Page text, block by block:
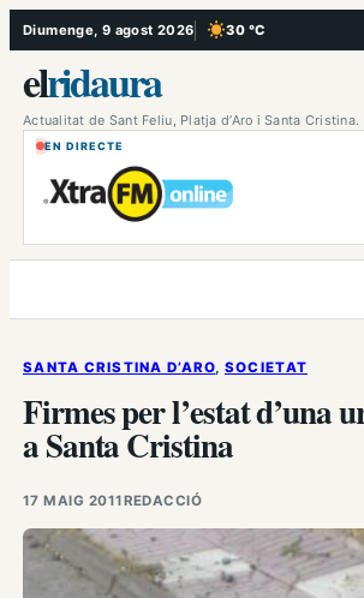
Vés
al
contingut
Diumenge, 9 agost 2026 30 °C
, Cel serè
elridaura
Actualitat de Sant Feliu, Platja d’Aro i Santa Cristina.
EN DIRECTE
SANTA CRISTINA D’ARO, SOCIETAT
Firmes per l’estat d’una
a Santa Cristina
17 MAIG 2011REDACCIÓ